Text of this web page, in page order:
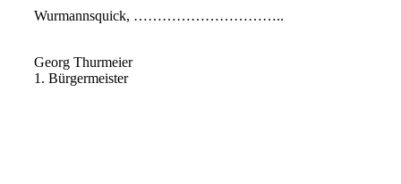
Wurmannsquick, …………………………..
Georg Thurmeier
1. Bürgermeister